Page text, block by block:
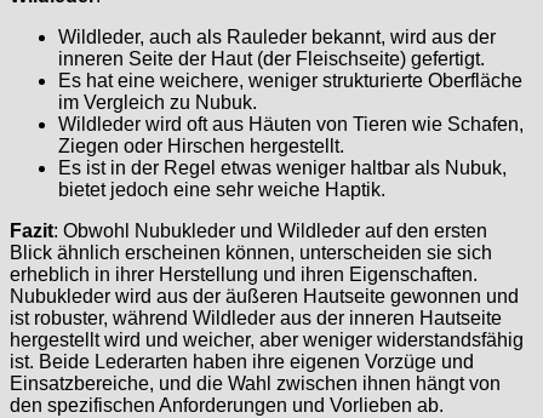
Wildleder, auch als Rauleder bekannt, wird aus der
inneren Seite der Haut (der Fleischseite) gefertigt.
Es hat eine weichere, weniger strukturierte Oberfläche
im Vergleich zu Nubuk.
Wildleder wird oft aus Häuten von Tieren wie Schafen,
Ziegen oder Hirschen hergestellt.
Es ist in der Regel etwas weniger haltbar als Nubuk,
bietet jedoch eine sehr weiche Haptik.
Fazit: Obwohl Nubukleder und Wildleder auf den ersten
Blick ähnlich erscheinen können, unterscheiden sie sich
erheblich in ihrer Herstellung und ihren Eigenschaften.
Nubukleder wird aus der äußeren Hautseite gewonnen und
ist robuster, während Wildleder aus der inneren Hautseite
hergestellt wird und weicher, aber weniger widerstandsfähig
ist. Beide Lederarten haben ihre eigenen Vorzüge und
Einsatzbereiche, und die Wahl zwischen ihnen hängt von
den spezifischen Anforderungen und Vorlieben ab.